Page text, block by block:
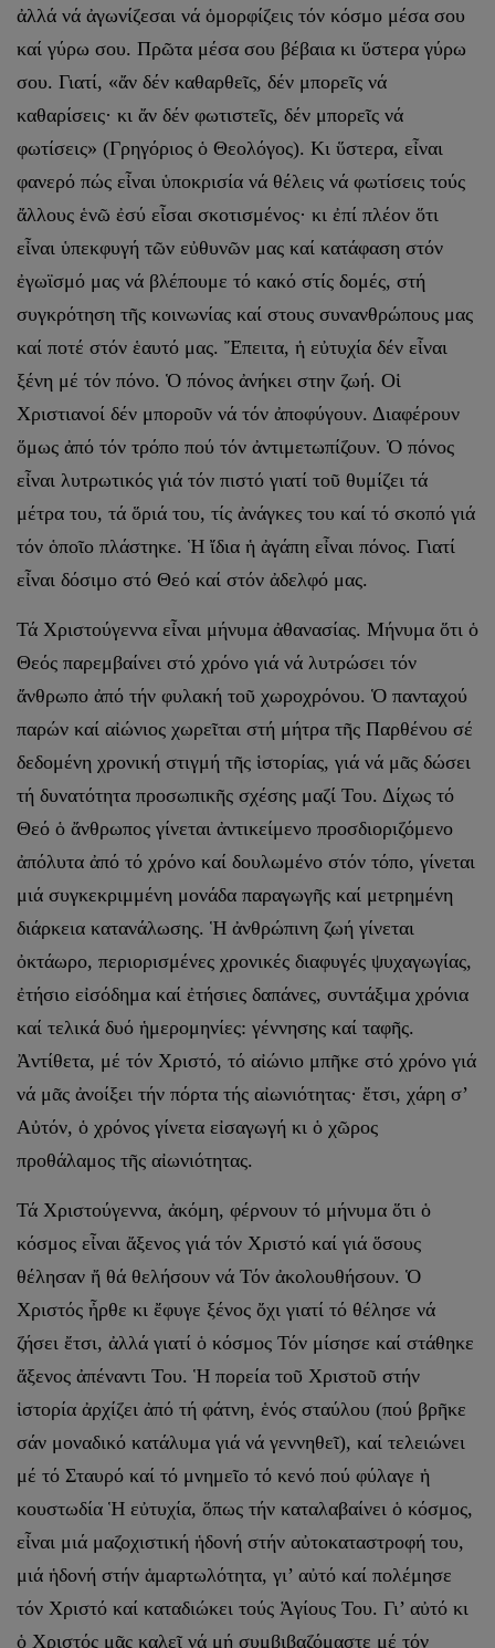
ἀλλά νά ἀγωνίζεσαι νά ὁμορφίζεις τόν κόσμο μέσα σου
καί γύρω σου. Πρῶτα μέσα σου βέβαια κι ὕστερα γύρω
σου. Γιατί, «ἄν δέν καθαρθεῖς, δέν μπορεῖς νά
καθαρίσεις· κι ἄν δέν φωτιστεῖς, δέν μπορεῖς νά
φωτίσεις» (Γρηγόριος ὁ Θεολόγος). Κι ὕστερα, εἶναι
φανε­ρό πώς εἶναι ὑποκρισία νά θέλεις νά φωτίσεις τούς
ἄλλους ἑνῶ ἐσύ εἶσαι σκοτισμένος· κι ἐπί πλέον ὅτι
εἶναι ὑπεκφυγή τῶν εὐθυνῶν μας καί κατάφαση στόν
ἐγωϊσμό μας νά βλέπουμε τό κακό στίς δομές, στή
συγκρότηση τῆς κοινωνίας καί στους συνανθρώπους μας
καί ποτέ στόν ἑαυτό μας. Ἔπειτα, ἡ εὐτυχία δέν εἶναι
ξένη μέ τόν πόνο. Ὁ πόνος ἀνήκει στην ζωή. Οἱ
Χριστιανοί δέν μποροῦν νά τόν ἀποφύγουν. Δια­φέρουν
ὅμως ἀπό τόν τρόπο πού τόν ἀντιμετωπίζουν. Ὁ πόνος
εἶναι λυτρωτικός γιά τόν πιστό γιατί τοῦ θυμίζει τά
μέτρα του, τά ὅριά του, τίς ἀνάγκες του καί τό σκοπό γιά
τόν ὁποῖο πλάστηκε. Ἡ ἴδια ἡ ἀγάπη εἶναι πόνος. Γιατί
εἶναι δόσιμο στό Θεό καί στόν ἀδελφό μας.
Τά Χριστούγεννα εἶναι μήνυμα ἀθανασίας. Μήνυμα ὅτι ὁ
Θεός παρεμβαίνει στό χρόνο γιά νά λυτρώσει τόν
ἄνθρωπο ἀπό τήν φυλακή τοῦ χωροχρόνου. Ὁ πανταχού
παρών καί αἰώνιος χωρεῖται στή μήτρα τῆς Παρθένου σέ
δεδομένη χρονική στιγμή τῆς ἱστορίας, γιά νά μᾶς δώσει
τή δυνατότητα προσωπικῆς σχέσης μαζί Του. Δίχως τό
Θεό ὁ ἄνθρωπος γίνεται ἀντικείμενο προσδιοριζόμενο
ἀπόλυτα ἀπό τό χρόνο καί δουλωμένο στόν τόπο, γίνεται
μιά συγκεκριμμένη μονάδα παρα­γωγῆς καί μετρημένη
διάρκεια κατανάλωσης. Ἡ ἀνθρώπινη ζωή γίνε­ται
ὀκτάωρο, περιορισμένες χρονικές διαφυγές ψυχαγωγίας,
ἐτήσιο εἰσόδημα καί ἐτήσιες δαπάνες, συντάξιμα χρόνια
καί τελικά δυό ἡμερο­μηνίες: γέννησης καί ταφῆς.
Ἀντίθετα, μέ τόν Χριστό, τό αἰώνιο μπῆκε στό χρόνο γιά
νά μᾶς ἀνοίξει τήν πόρτα τής αἰωνιότητας· ἔτσι, χάρη σ’
Αὐτόν, ὁ χρόνος γίνετα εἰσαγωγή κι ὁ χῶρος
προθάλαμος τῆς αἰωνιότητας.
Τά Χριστούγεννα, ἀκόμη, φέρνουν τό μήνυμα ὅτι ὁ
κόσμος εἶναι ἄξενος γιά τόν Χριστό καί γιά ὅσους
θέλησαν ἤ θά θελήσουν νά Τόν ἀκολουθήσουν. Ὁ
Χριστός ἦρθε κι ἔφυγε ξένος ὄχι γιατί τό θέλησε νά
ζήσει ἔτσι, ἀλλά γιατί ὁ κόσμος Τόν μίσησε καί στάθηκε
ἄξενος ἀπέ­ναντι Του. Ἡ πορεία τοῦ Χριστοῦ στήν
ἱστορία ἀρχίζει ἀπό τή φάτνη, ἑνός σταύλου (πού βρῆκε
σάν μοναδικό κατάλυμα γιά νά γεννηθεῖ), καί τελειώνει
μέ τό Σταυρό καί τό μνημεῖο τό κενό πού φύλαγε ἡ
κουστω­δία Ἡ εὐτυχία, ὅπως τήν καταλαβαίνει ὁ κόσμος,
εἶναι μιά μαζοχιστική ἡδονή στήν αὐτοκαταστροφή του,
μιά ἡδονή στήν ἁμαρτωλότητα, γι’ αὐτό καί πολέμησε
τόν Χριστό καί καταδιώκει τούς Ἁγίους Του. Γι’ αὐτό κι
ὁ Χριστός μᾶς καλεῖ νά μή συμβιβαζόμαστε μέ τόν